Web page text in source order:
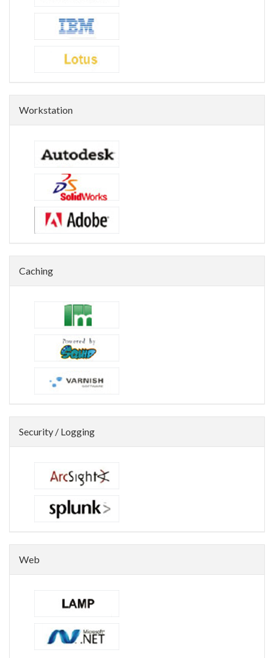
Workstation
Caching
Security / Logging
Web